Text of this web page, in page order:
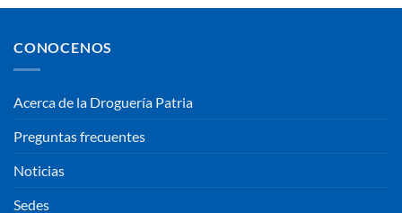
CONOCENOS
Acerca de la Droguería Patria
Preguntas frecuentes
Noticias
Sedes